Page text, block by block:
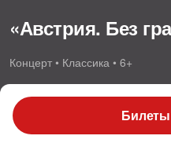
«Австрия. Без
Концерт • Классика • 6+
Билеты